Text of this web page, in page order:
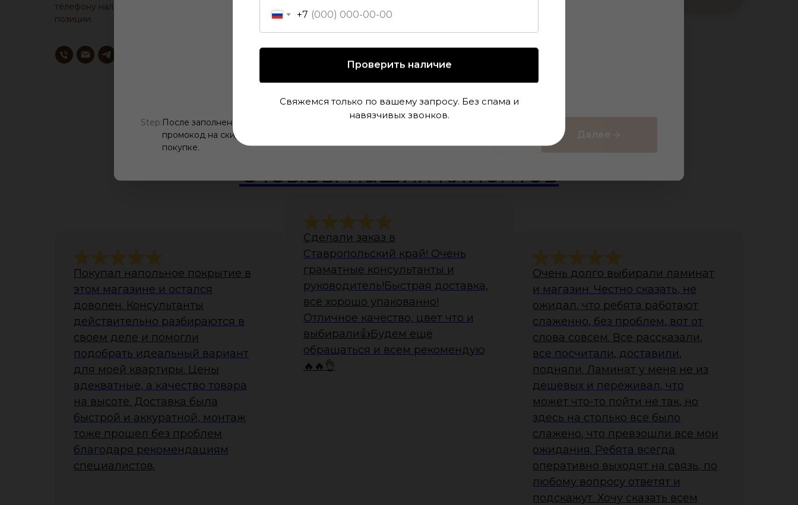
Step:После заполнения всех данных Вам высветится
промокод на скидку, используйте его при
покупке.
Далее
+7
Проверить наличие
Свяжемся только по вашему запросу. Без спама и
навязчивых звонков.
телефону наличие образца понравившейся
позиции.
Отзывы наших клиентов
Покупал напольное покрытие в
этом магазине и остался
доволен. Консультанты
действительно разбираются в
своем деле и помогли
подобрать идеальный вариант
для моей квартиры. Цены
адекватные, а качество товара
на высоте. Доставка была
быстрой и аккуратной, монтаж
тоже прошел без проблем
благодаря рекомендациям
специалистов.
Сделали заказ в
Ставропольский край! Очень
граматные консультанты и
руководитель!Быстрая доставка,
всё хорошо упакованно!
Отличное качество, цвет что и
выбирали👍Будем ещё
обращаться и всем рекомендую
🔥🔥👌
Очень долго выбирали ламинат
и магазин. Честно сказать, не
ожидал, что ребята работают
слаженно, без проблем, вот от
слова совсем. Все рассказали,
все посчитали, доставили,
подняли. Ламинат у меня не из
дешевых и переживал, что
может что-то пойти не так, но
здесь на столько все было
слажено, что превзошли все мои
ожидания. Ребята всегда
оперативно выходят на связь, по
любому вопросу ответят и
подскажут. Хочу сказать всем